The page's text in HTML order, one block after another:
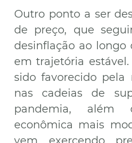
Outro ponto a ser
de preço, que
desinflação ao
em trajetória
sido favorecido pela
nas cadeias de
pandemia, além
econômica mais